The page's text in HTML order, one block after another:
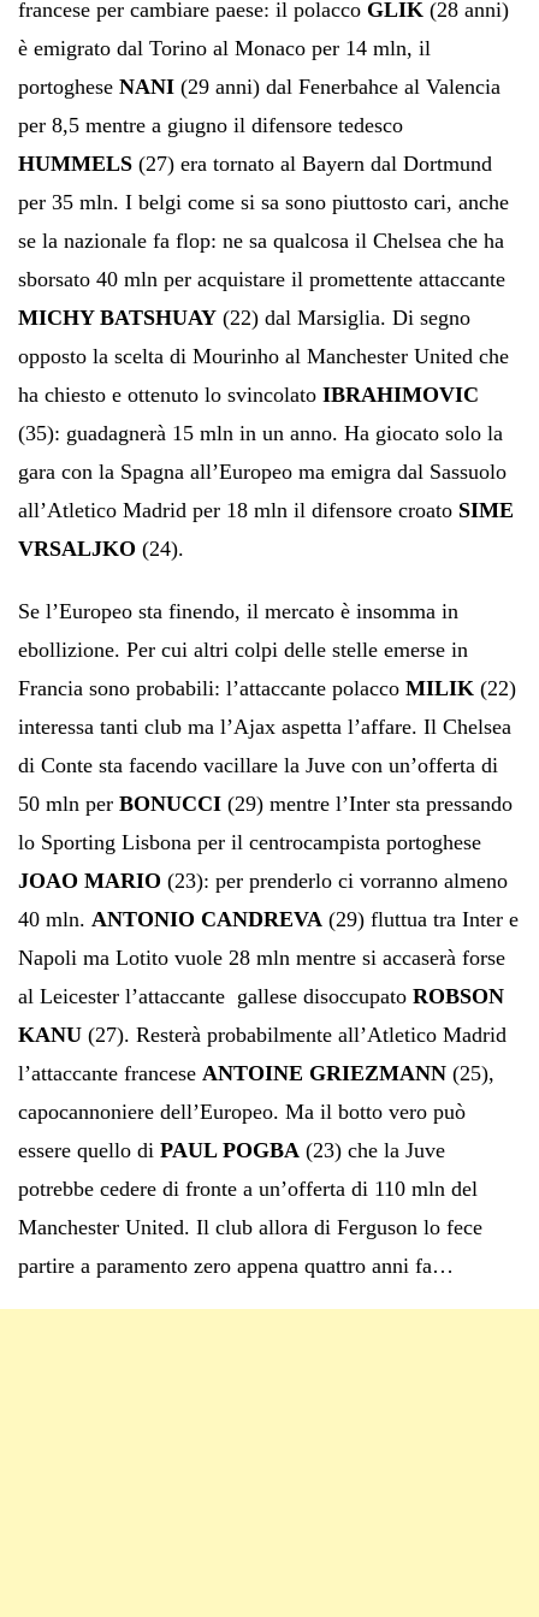
francese per cambiare paese: il polacco GLIK (28 anni)
è emigrato dal Torino al Monaco per 14 mln, il
portoghese NANI (29 anni) dal Fenerbahce al Valencia
per 8,5 mentre a giugno il difensore tedesco
HUMMELS (27) era tornato al Bayern dal Dortmund
per 35 mln. I belgi come si sa sono piuttosto cari, anche
se la nazionale fa flop: ne sa qualcosa il Chelsea che ha
sborsato 40 mln per acquistare il promettente attaccante
MICHY BATSHUAY (22) dal Marsiglia. Di segno
opposto la scelta di Mourinho al Manchester United che
ha chiesto e ottenuto lo svincolato IBRAHIMOVIC
(35): guadagnerà 15 mln in un anno. Ha giocato solo la
gara con la Spagna all’Europeo ma emigra dal Sassuolo
all’Atletico Madrid per 18 mln il difensore croato SIME
VRSALJKO (24).
Se l’Europeo sta finendo, il mercato è insomma in
ebollizione. Per cui altri colpi delle stelle emerse in
Francia sono probabili: l’attaccante polacco MILIK (22)
interessa tanti club ma l’Ajax aspetta l’affare. Il Chelsea
di Conte sta facendo vacillare la Juve con un’offerta di
50 mln per BONUCCI (29) mentre l’Inter sta pressando
lo Sporting Lisbona per il centrocampista portoghese
JOAO MARIO (23): per prenderlo ci vorranno almeno
40 mln. ANTONIO CANDREVA (29) fluttua tra Inter e
Napoli ma Lotito vuole 28 mln mentre si accaserà forse
al Leicester l’attaccante gallese disoccupato ROBSON
KANU (27). Resterà probabilmente all’Atletico Madrid
l’attaccante francese ANTOINE GRIEZMANN (25),
capocannoniere dell’Europeo. Ma il botto vero può
essere quello di PAUL POGBA (23) che la Juve
potrebbe cedere di fronte a un’offerta di 110 mln del
Manchester United. Il club allora di Ferguson lo fece
partire a paramento zero appena quattro anni fa…